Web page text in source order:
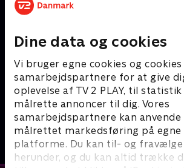
Dine data og cookies
Vi bruger egne cookies og
samarbejdspartnere for at give
oplevelse af TV 2 PLAY, til
målrette annoncer til dig. Vores
samarbejdspartnere kan
målrettet markedsføring på egne
platforme. Du kan til- og fravælge
herunder, og du kan altid trække
Landmand søger kærlighed
Reality • 13 sæsoner